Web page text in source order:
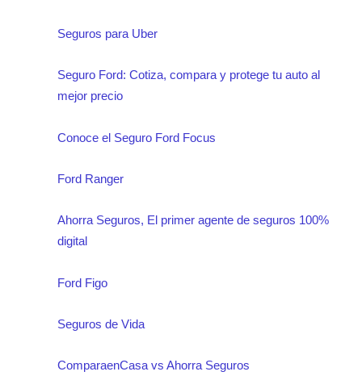
Seguros para Uber
Seguro Ford: Cotiza, compara y protege tu auto al
mejor precio
Conoce el Seguro Ford Focus
Ford Ranger
Ahorra Seguros, El primer agente de seguros 100%
digital
Ford Figo
Seguros de Vida
ComparaenCasa vs Ahorra Seguros